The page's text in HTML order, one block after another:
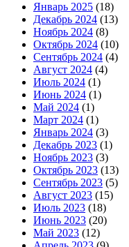
Январь 2025 (18)
Декабрь 2024 (13)
Ноябрь 2024 (8)
Октябрь 2024 (10)
Сентябрь 2024 (4)
Август 2024 (4)
Июль 2024 (1)
Июнь 2024 (1)
Май 2024 (1)
Март 2024 (1)
Январь 2024 (3)
Декабрь 2023 (1)
Ноябрь 2023 (3)
Октябрь 2023 (13)
Сентябрь 2023 (5)
Август 2023 (15)
Июль 2023 (18)
Июнь 2023 (20)
Май 2023 (12)